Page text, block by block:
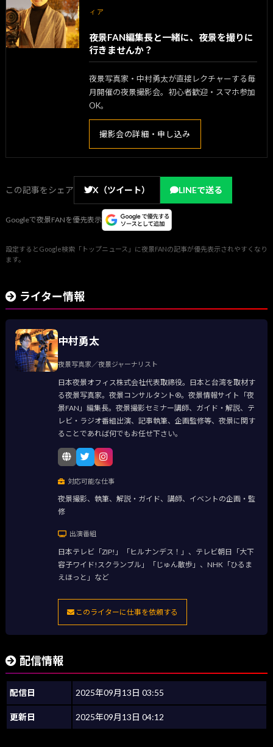
ィア
夜景FAN編集長と一緒に、夜景を撮りに
行きませんか？
夜景写真家・中村勇太が直接レクチャーする毎
月開催の夜景撮影会。初心者歓迎・スマホ参加
OK。
撮影会の詳細・申し込み
この記事をシェア X（ツイート） LINEで送る
Googleで夜景FANを優先表示
設定するとGoogle検索「トップニュース」に夜景FANの記事が優先表示されやすくなり
ます。
ライター情報
中村勇太
夜景写真家／夜景ジャーナリスト
日本夜景オフィス株式会社代表取締役。日本と台湾を取材す
る夜景写真家。夜景コンサルタント®。夜景情報サイト「夜
景FAN」編集長。夜景撮影セミナー講師、ガイド・解説、テ
レビ・ラジオ番組出演、記事執筆、企画監修等、夜景に関す
ることであれば何でもお任せ下さい。
対応可能な仕事
夜景撮影、執筆、解説・ガイド、講師、イベントの企画・監
修
出演番組
日本テレビ「ZIP!」「ヒルナンデス！」、テレビ朝日「大下
容子ワイド!スクランブル」「じゅん散歩」、NHK「ひるま
えほっと」など
このライターに仕事を依頼する
配信情報
配信日 2025年09月13日 03:55
更新日 2025年09月13日 04:12